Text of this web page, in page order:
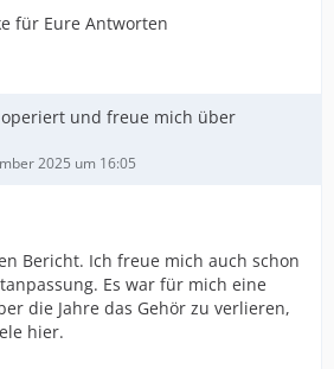
für Eure Antworten
und freue mich über
2025 um 16:05
Bericht. Ich freue mich auch schon
Es war für mich eine
die Jahre das Gehör zu verlieren,
hier.